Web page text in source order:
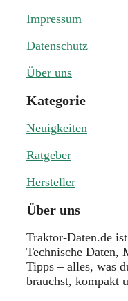
Impressum
Datenschutz
Über uns
Kategorie
Neuigkeiten
Ratgeber
Hersteller
Über uns
Traktor-Daten.de
Technische Daten,
Tipps – alles, was
brauchst, kompakt